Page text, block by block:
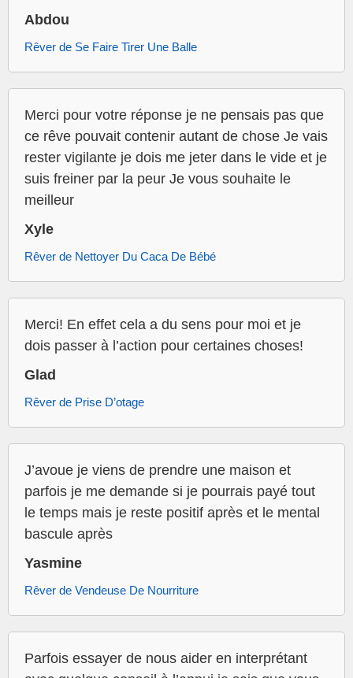
Abdou
Rêver de Se Faire Tirer Une Balle
Merci pour votre réponse je ne pensais pas que
ce rêve pouvait contenir autant de chose Je vais
rester vigilante je dois me jeter dans le vide et je
suis freiner par la peur Je vous souhaite le
meilleur
Xyle
Rêver de Nettoyer Du Caca De Bébé
Merci! En effet cela a du sens pour moi et je
dois passer à l’action pour certaines choses!
Glad
Rêver de Prise D’otage
J’avoue je viens de prendre une maison et
parfois je me demande si je pourrais payé tout
le temps mais je reste positif après et le mental
bascule après
Yasmine
Rêver de Vendeuse De Nourriture
Parfois essayer de nous aider en interprétant